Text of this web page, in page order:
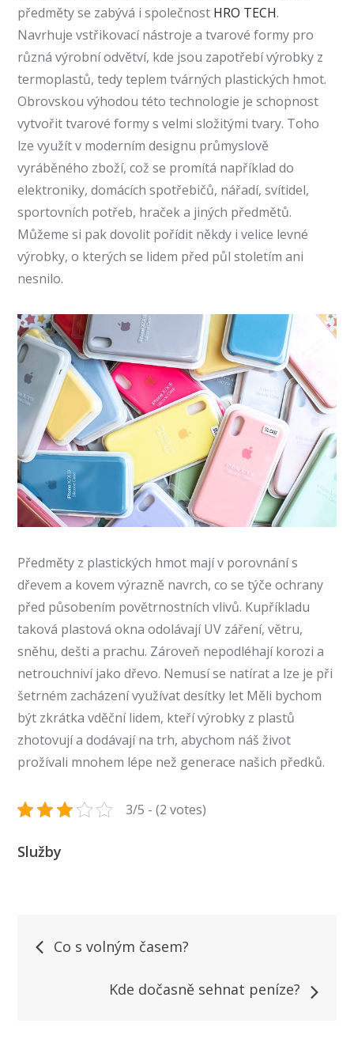
předměty se zabývá i společnost HRO TECH.
Navrhuje vstřikovací nástroje a tvarové formy pro
různá výrobní odvětví, kde jsou zapotřebí výrobky z
termoplastů, tedy teplem tvárných plastických hmot.
Obrovskou výhodou této technologie je schopnost
vytvořit tvarové formy s velmi složitými tvary. Toho
lze využít v moderním designu průmyslově
vyráběného zboží, což se promítá například do
elektroniky, domácích spotřebičů, nářadí, svítidel,
sportovních potřeb, hraček a jiných předmětů.
Můžeme si pak dovolit pořídit někdy i velice levné
výrobky, o kterých se lidem před půl stoletím ani
nesnilo.
Předměty z plastických hmot mají v porovnání s
dřevem a kovem výrazně navrch, co se týče ochrany
před působením povětrnostních vlivů. Kupříkladu
taková plastová okna odolávají UV záření, větru,
sněhu, dešti a prachu. Zároveň nepodléhají korozi a
netrouchniví jako dřevo. Nemusí se natírat a lze je při
šetrném zacházení využívat desítky let Měli bychom
být zkrátka vděční lidem, kteří výrobky z plastů
zhotovují a dodávají na trh, abychom náš život
prožívali mnohem lépe než generace našich předků.
3/5 - (2 votes)
Služby
Navigace
Co s volným časem?
Kde dočasně sehnat peníze?